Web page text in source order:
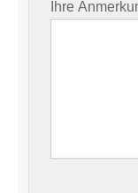
Ihre